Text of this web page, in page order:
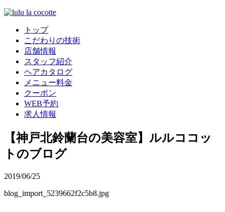
トップ
こだわりの技術
店舗情報
スタッフ紹介
ヘアカタログ
メニュー料金
クーポン
WEB予約
求人情報
【神戸北鈴蘭台の美容室】ルルココッ
トのブログ
2019/06/25
blog_import_5239662f2c5b8.jpg